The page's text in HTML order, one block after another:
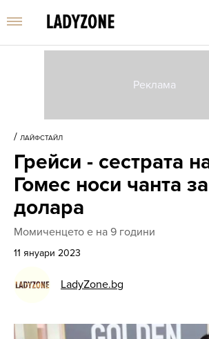
/ ЛАЙФСТАЙЛ
Грейси - сестрата
Гомес носи чанта
долара
Момиченцето е на 9 години
11 януари 2023
LadyZone.bg